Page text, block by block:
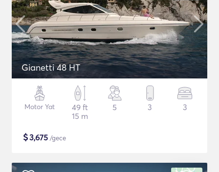
Gianetti 48 HT
Motor Yat
49 ft
15 m
5 3 3
$3,675 /gece